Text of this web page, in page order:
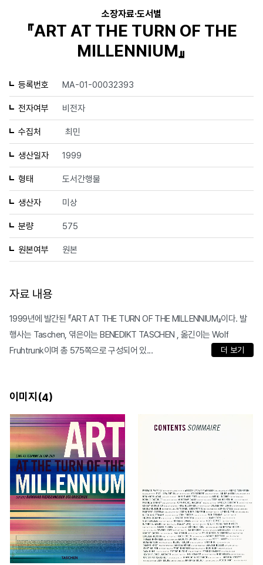
소장자료·도서별
『ART AT THE TURN OF THE
MILLENNIUM』
등록번호 MA-01-00032393
전자여부 비전자
수집처 최민
생산일자 1999
형태 도서간행물
생산자 미상
분량 575
원본여부 원본
자료 내용
1999년에 발간된 『ART AT THE TURN OF THE MILLENNIUM』이다. 발
행사는 Taschen, 엮은이는 BENEDIKT TASCHEN , 옮긴이는 Wolf
Fruhtrunk이며 총 575쪽으로 구성되어 있...
더 보기
이미지(4)